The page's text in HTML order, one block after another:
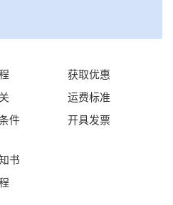
件
获取优惠
运费标准
开具发票
书